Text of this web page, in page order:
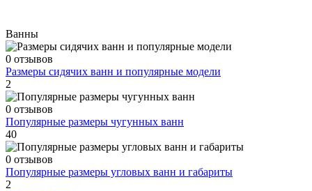
Ванны
0 отзывов
Размеры сидячих ванн и популярные модели
2
0 отзывов
Популярные размеры чугунных ванн
40
0 отзывов
Популярные размеры угловых ванн и габариты
2